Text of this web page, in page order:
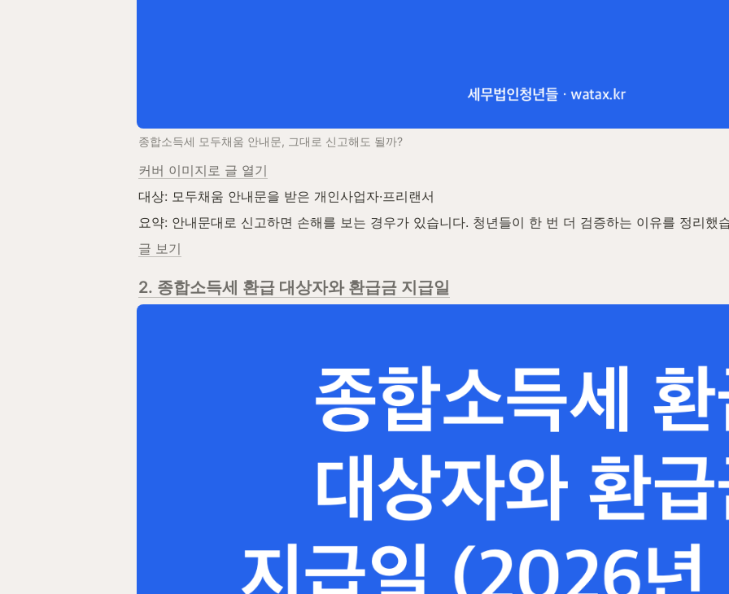
종합소득세 모두채움 안내문, 그대로 신고해도 될까?
커버 이미지로 글 열기
대상: 모두채움 안내문을 받은 개인사업자·프리랜서
요약: 안내문대로 신고하면 손해를 보는 경우가 있습니다. 청년들이 한 번 더 검증하는 이유를 정리했
글 보기
2. 종합소득세 환급 대상자와 환급금 지급일